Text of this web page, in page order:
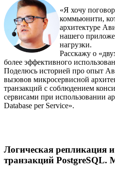
«Я хочу
коммьюнити,
архитектуре
нашего
нагрузки.
Расскажу о
более эффективного
Поделюсь историей про опыт
вызовов микросервисной
транзакций с соблюдением
сервисами при использовании
Database per Service».
Логическая репликация
транзакций